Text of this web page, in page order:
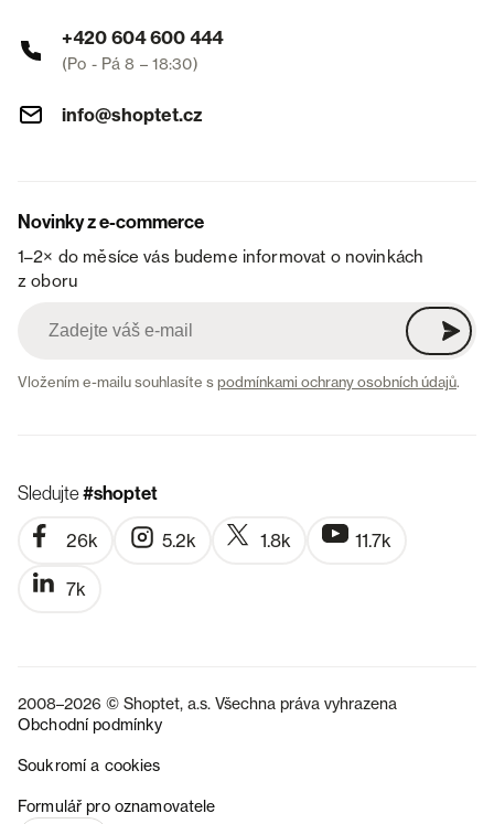
+420 604 600 444
(Po - Pá 8 – 18:30)
info@shoptet.cz
Novinky z e-commerce
1–2× do měsíce vás budeme informovat o novinkách
z oboru
Vložením e-mailu souhlasíte spodmínkami ochrany osobních údajů.
Sledujte#shoptet
26k 5.2k 1.8k 11.7k
7k
2008–2026 © Shoptet, a.s. Všechna práva vyhrazena
Obchodní podmínky
Soukromí a cookies
Formulář pro oznamovatele